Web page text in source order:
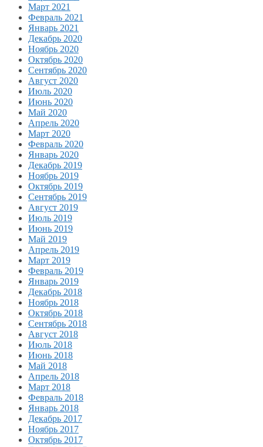
Март 2021
Февраль 2021
Январь 2021
Декабрь 2020
Ноябрь 2020
Октябрь 2020
Сентябрь 2020
Август 2020
Июль 2020
Июнь 2020
Май 2020
Апрель 2020
Март 2020
Февраль 2020
Январь 2020
Декабрь 2019
Ноябрь 2019
Октябрь 2019
Сентябрь 2019
Август 2019
Июль 2019
Июнь 2019
Май 2019
Апрель 2019
Март 2019
Февраль 2019
Январь 2019
Декабрь 2018
Ноябрь 2018
Октябрь 2018
Сентябрь 2018
Август 2018
Июль 2018
Июнь 2018
Май 2018
Апрель 2018
Март 2018
Февраль 2018
Январь 2018
Декабрь 2017
Ноябрь 2017
Октябрь 2017